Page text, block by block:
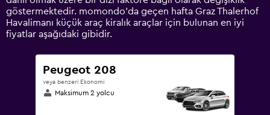
Range:
0
to
7500.
göstermektedir. momondo'da geçen hafta Graz Thalerhof
Havalimanı küçük araç kiralık araçlar için bulunan en iyi
fiyatlar aşağıdaki gibidir.
Peugeot 208
veya benzeri Ekonomi
Maksimum 2 yolcu